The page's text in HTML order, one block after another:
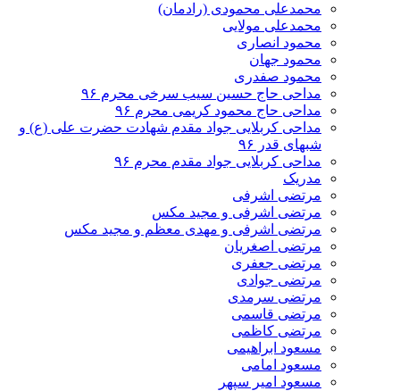
محمدعلی محمودی (رادمان)
محمدعلی مولایی
محمود انصاری
محمود جهان
محمود صفدری
مداحی حاج حسین سیب سرخی محرم ۹۶
مداحی حاج محمود کریمی محرم ۹۶
مداحی کربلایی جواد مقدم شهادت حضرت علی (ع) و
شبهای قدر ۹۶
مداحی کربلایی جواد مقدم محرم ۹۶
مدریک
مرتضی اشرفی
مرتضی اشرفی و مجید مکس
مرتضی اشرفی و مهدی معظم و مجید مکس
مرتضی اصغریان
مرتضی جعفری
مرتضی جوادی
مرتضی سرمدی
مرتضی قاسمی
مرتضی کاظمی
مسعود ابراهیمی
مسعود امامی
مسعود امیر سپهر